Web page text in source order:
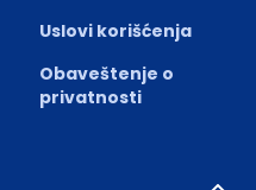
Uslovi korišćenja
Obaveštenje o
privatnosti